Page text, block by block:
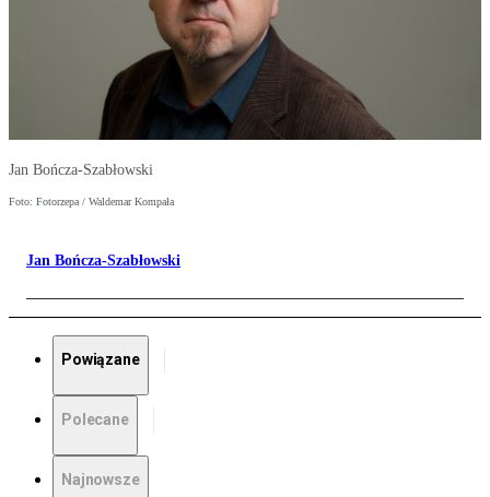
Jan Bończa-Szabłowski
Foto: Fotorzepa / Waldemar Kompała
Jan Bończa-Szabłowski
Powiązane
Polecane
Najnowsze